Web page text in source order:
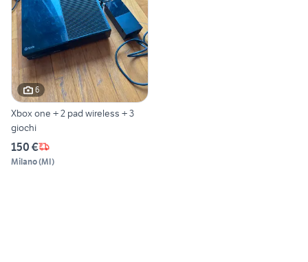
6
Xbox one + 2 pad wireless + 3
giochi
150 €
Milano(MI)